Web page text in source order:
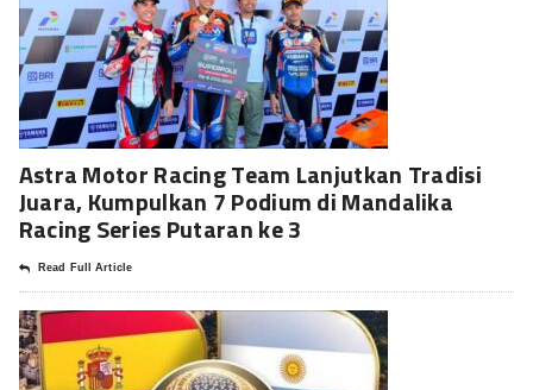
Astra Motor Racing Team Lanjutkan Tradisi
Juara, Kumpulkan 7 Podium di Mandalika
Racing Series Putaran ke 3
Read Full Article